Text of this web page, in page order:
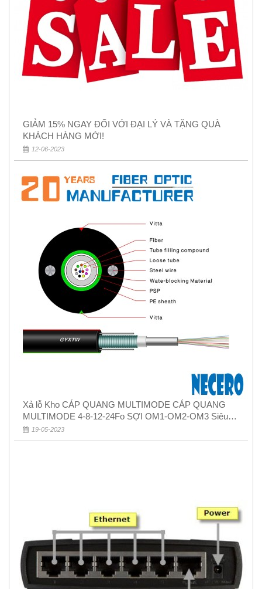
GIẢM 15% NGAY ĐỐI VỚI ĐẠI LÝ VÀ TẶNG QUÀ
KHÁCH HÀNG MỚI!
12-06-2023
Xả lỗ Kho CÁP QUANG MULTIMODE CÁP QUANG
MULTIMODE 4-8-12-24Fo SỢI OM1-OM2-OM3 Siêu
Rẻ 5k
19-05-2023